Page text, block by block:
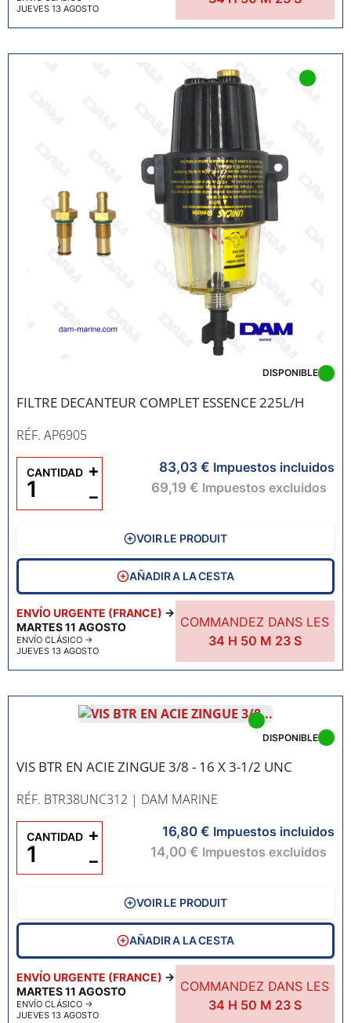
JUEVES 13 AGOSTO
FILTRE DECANTEUR COMPLET ESSENCE 225L/H
RÉF. AP6905
ENVÍO URGENTE (FRANCE) →
MARTES 11 AGOSTO
ENVÍO CLÁSICO →
JUEVES 13 AGOSTO
COMMANDEZ DANS LES
34 H 50 M 22S
DISPONIBLE
83,03 € Impuestos incluidos
69,19 € Impuestos excluidos
CANTIDAD
−
+
VOIR LE PRODUIT
AÑADIR A LA CESTA
VIS BTR EN ACIE ZINGUE 3/8 - 16 X 3-1/2 UNC
RÉF. BTR38UNC312 | DAM MARINE
ENVÍO URGENTE (FRANCE) →
MARTES 11 AGOSTO
ENVÍO CLÁSICO →
JUEVES 13 AGOSTO
COMMANDEZ DANS LES
34 H 50 M 22S
DISPONIBLE
16,80 € Impuestos incluidos
14,00 € Impuestos excluidos
CANTIDAD
−
+
VOIR LE PRODUIT
AÑADIR A LA CESTA